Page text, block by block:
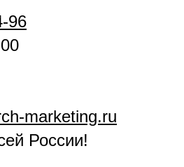
96
marketing.ru
России!